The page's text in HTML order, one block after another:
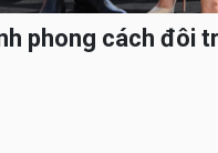
phong cách đôi